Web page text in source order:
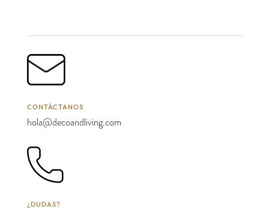
CONTÁCTANOS
hola@decoandliving.com
¿DUDAS?